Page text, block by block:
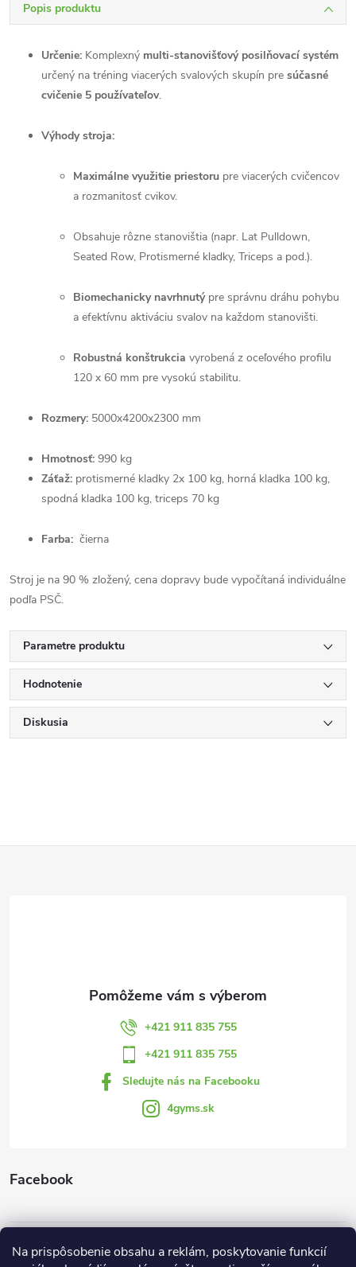
Na prispôsobenie obsahu a reklám, poskytovanie funkcií
Popis produktu
Určenie: Komplexný multi-stanovišťový posilňovací systém
určený na tréning viacerých svalových skupín pre súčasné
cvičenie 5 používateľov.
Výhody stroja:
Maximálne využitie priestoru pre viacerých cvičencov
a rozmanitosť cvikov.
Obsahuje rôzne stanovištia (napr. Lat Pulldown,
Seated Row, Protismerné kladky, Triceps a pod.).
Biomechanicky navrhnutýpre správnu dráhu pohybu
a efektívnu aktiváciu svalov na každom stanovišti.
Robustná konštrukcia vyrobená z oceľového profilu
120 x 60 mm pre vysokú stabilitu.
Rozmery: 5000x4200x2300 mm
Hmotnosť: 990 kg
Záťaž: protismerné kladky 2x 100 kg, horná kladka 100 kg,
spodná kladka 100 kg, triceps 70 kg
Farba: čierna
Stroj je na 90 % zložený, cena dopravy bude vypočítaná individuálne
podľa PSČ.
Parametre produktu
Hodnotenie
Diskusia
Facebook
Informácie pre vás
+421 911 835 755
+421 911 835 755
Sledujte nás na Facebooku
4gyms.sk